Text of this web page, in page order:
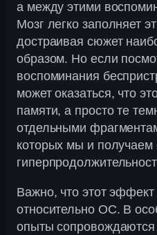
а между этими
Мозг легко заполняет
достраивая сюжет
образом. Но если
воспоминания
может оказаться, что
памяти, а просто те
отдельными
которых мы и
Важно, что этот
относительно ОС. В
опыты